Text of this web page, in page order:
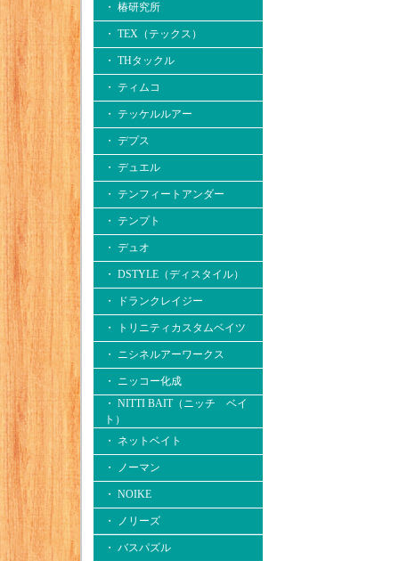
・ 椿研究所
・ TEX（テックス）
・ THタックル
・ ティムコ
・ テッケルルアー
・ デプス
・ デュエル
・ テンフィートアンダー
・ テンプト
・ デュオ
・ DSTYLE（ディスタイル）
・ ドランクレイジー
・ トリニティカスタムベイツ
・ ニシネルアーワークス
・ ニッコー化成
・ NITTI BAIT（ニッチ ベイ
ト）
・ ネットベイト
・ ノーマン
・ NOIKE
・ ノリーズ
・ バスパズル